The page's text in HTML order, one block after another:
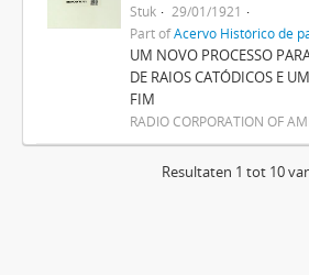
Stuk
29/01/1921
Part ofAcervo Histórico de
UM NOVO PROCESSO
DE RAIOS CATÓDICOS E
FIM
RADIO CORPORATION OF
Resultaten 1 tot 10